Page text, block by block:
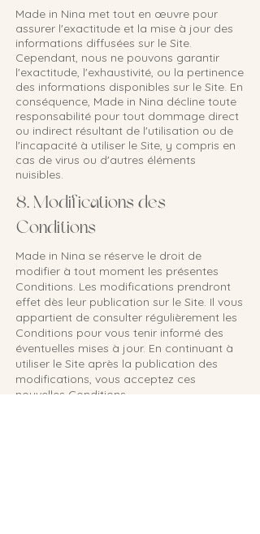
Made in Nina met tout en œuvre pour
assurer l'exactitude et la mise à jour des
informations diffusées sur le Site.
Cependant, nous ne pouvons garantir
l'exactitude, l'exhaustivité, ou la pertinence
des informations disponibles sur le Site. En
conséquence, Made in Nina décline toute
responsabilité pour tout dommage direct
ou indirect résultant de l'utilisation ou de
l'incapacité à utiliser le Site, y compris en
cas de virus ou d'autres éléments
nuisibles.
8. Modifications des
Conditions
Made in Nina se réserve le droit de
modifier à tout moment les présentes
Conditions. Les modifications prendront
effet dès leur publication sur le Site. Il vous
appartient de consulter régulièrement les
Conditions pour vous tenir informé des
éventuelles mises à jour. En continuant à
utiliser le Site après la publication des
modifications, vous acceptez ces
nouvelles Conditions.